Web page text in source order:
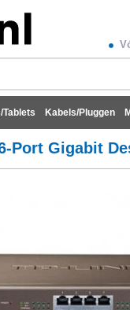
Tablets Kabels/Pluggen
Port Gigabit